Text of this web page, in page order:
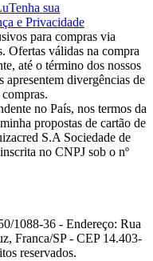
Tenha sua
e Privacidade
para compras via
Ofertas válidas na compra
até o término dos nossos
apresentem divergências de
no País, nos termos da
propostas de cartão de
S.A Sociedade de
no CNPJ sob o nº
1088-36 - Endereço: Rua
Franca/SP - CEP 14.403-
reservados.